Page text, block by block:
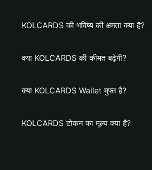
KOLCARDS की भविष्य की क्षमता क्या है?
क्या KOLCARDS की कीमत बढ़ेगी?
क्या KOLCARDS Wallet मुफ्त है?
KOLCARDS टोकन का मूल्य क्या है?